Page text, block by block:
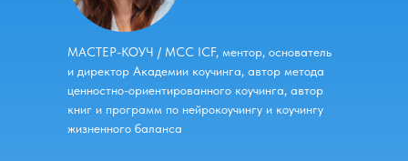
МАСТЕР-КОУЧ / MCC ICF, ментор, основатель
и директор Академии коучинга, автор метода
ценностно-ориентированного коучинга, автор
книг и программ по нейрокоучингу и коучингу
жизненного баланса